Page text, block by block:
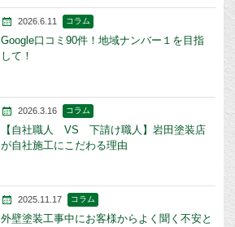
2026.6.11 コラム
Google口コミ90件！地域ナンバー１を目指
して！
2026.3.16 コラム
【自社職人 VS 下請け職人】岩田塗装店
が自社施工にこだわる理由
2025.11.17 コラム
外壁塗装工事中にお客様からよく聞く不安と